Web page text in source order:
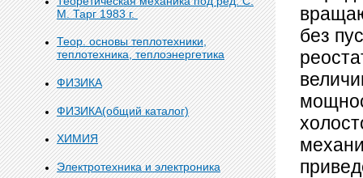
М. Тарг 1983 г.
Теор. основы теплотехники,
теплотехника, теплоэнергетика
ФИЗИКА
ФИЗИКА(общий каталог)
ХИМИЯ
Электротехника и электроника
без